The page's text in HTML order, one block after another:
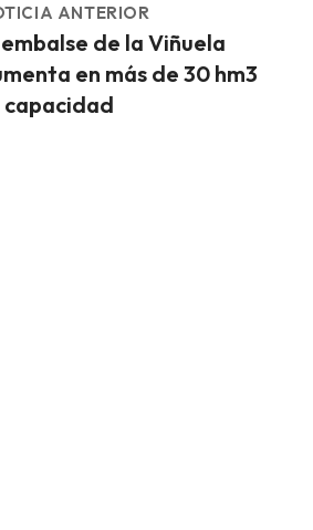
ANTERIOR
de la Viñuela
en más de 30 hm3
capacidad